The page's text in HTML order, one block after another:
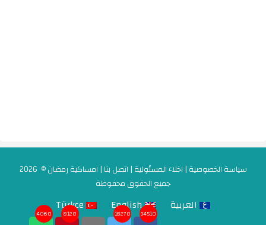
سياسة الخصوصية | اخلاء المسئولية | اتصل بنا | امساكية رمضان
© 2026
جميع الحقوق محفوظة
العربية English
34510
18270
8120
4060